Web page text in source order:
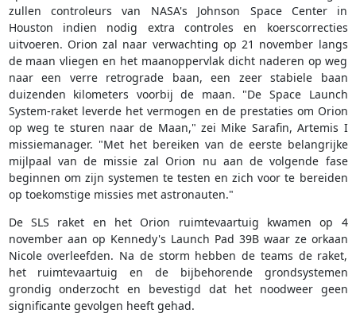
zullen controleurs van NASA's Johnson Space Center in
Houston indien nodig extra controles en koerscorrecties
uitvoeren. Orion zal naar verwachting op 21 november langs
de maan vliegen en het maanoppervlak dicht naderen op weg
naar een verre retrograde baan, een zeer stabiele baan
duizenden kilometers voorbij de maan. "De Space Launch
System-raket leverde het vermogen en de prestaties om Orion
op weg te sturen naar de Maan," zei Mike Sarafin, Artemis I
missiemanager. "Met het bereiken van de eerste belangrijke
mijlpaal van de missie zal Orion nu aan de volgende fase
beginnen om zijn systemen te testen en zich voor te bereiden
op toekomstige missies met astronauten."
De SLS raket en het Orion ruimtevaartuig kwamen op 4
november aan op Kennedy's Launch Pad 39B waar ze orkaan
Nicole overleefden. Na de storm hebben de teams de raket,
het ruimtevaartuig en de bijbehorende grondsystemen
grondig onderzocht en bevestigd dat het noodweer geen
significante gevolgen heeft gehad.